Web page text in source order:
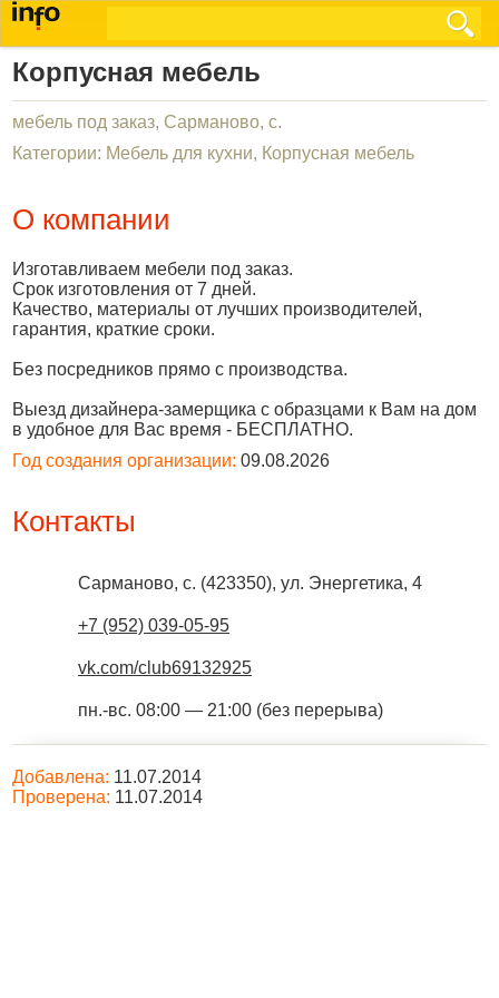
Корпусная мебель
мебель под заказ, Сарманово, с.
Категории: Мебель для кухни, Корпусная мебель
О компании
Изготавливаем мебели под заказ.
Срок изготовления от 7 дней.
Качество, материалы от лучших производителей,
гарантия, краткие сроки.
Без посредников прямо с производства.
Выезд дизайнера-замерщика с образцами к Вам на дом
в удобное для Вас время - БЕСПЛАТНО.
Год создания организации: 09.08.2026
Контакты
Сарманово, с. (423350), ул. Энергетика, 4
+7 (952) 039-05-95
vk.com/club69132925
пн.-вс. 08:00 — 21:00 (без перерыва)
Добавлена: 11.07.2014
Проверена: 11.07.2014